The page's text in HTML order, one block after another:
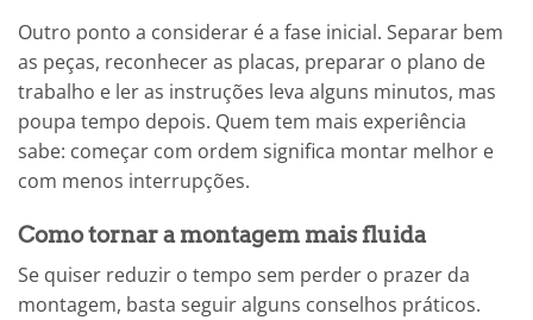
Outro ponto a considerar é a fase inicial. Separar bem
as peças, reconhecer as placas, preparar o plano de
trabalho e ler as instruções leva alguns minutos, mas
poupa tempo depois. Quem tem mais experiência
sabe: começar com ordem significa montar melhor e
com menos interrupções.
Como tornar a montagem mais fluida
Se quiser reduzir o tempo sem perder o prazer da
montagem, basta seguir alguns conselhos práticos.